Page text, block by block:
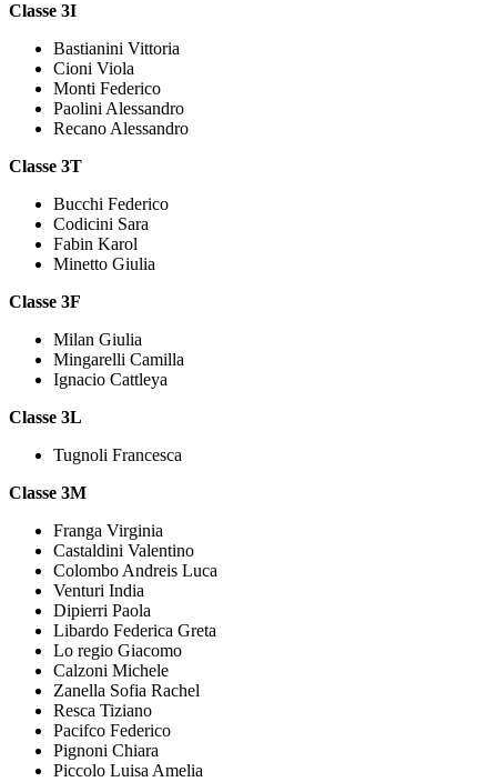
Classe 3I
Bastianini Vittoria
Cioni Viola
Monti Federico
Paolini Alessandro
Recano Alessandro
Classe 3T
Bucchi Federico
Codicini Sara
Fabin Karol
Minetto Giulia
Classe 3F
Milan Giulia
Mingarelli Camilla
Ignacio Cattleya
Classe 3L
Tugnoli Francesca
Classe 3M
Franga Virginia
Castaldini Valentino
Colombo Andreis Luca
Venturi India
Dipierri Paola
Libardo Federica Greta
Lo regio Giacomo
Calzoni Michele
Zanella Sofia Rachel
Resca Tiziano
Pacifco Federico
Pignoni Chiara
Piccolo Luisa Amelia